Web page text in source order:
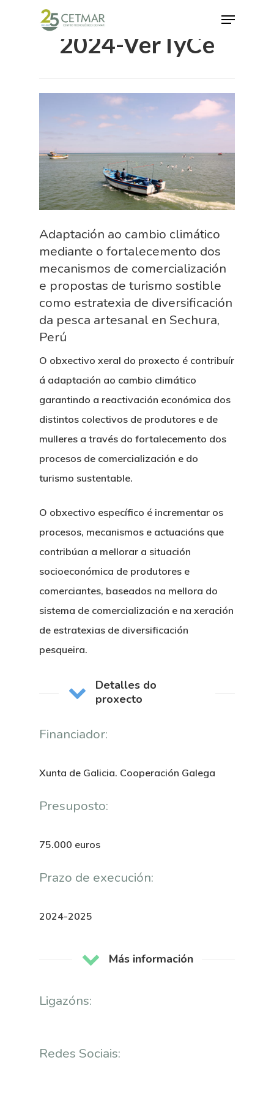
Hit enter to search or ESC to close
2024-VerTyCe
Adaptación ao cambio climático
mediante o fortalecemento dos
mecanismos de comercialización
e propostas de turismo sostible
como estratexia de diversificación
da pesca artesanal en Sechura,
Perú
O obxectivo xeral do proxecto é contribuír
á adaptación ao cambio climático
garantindo a reactivación económica dos
distintos colectivos de produtores e de
mulleres a través do fortalecemento dos
procesos de comercialización e do
turismo sustentable.
O obxectivo específico é incrementar os
procesos, mecanismos e actuacións que
contribúan a mellorar a situación
socioeconómica de produtores e
comerciantes, baseados na mellora do
sistema de comercialización e na xeración
de estratexias de diversificación
pesqueira.
Detalles do
proxecto
Financiador:
Xunta de Galicia. Cooperación Galega
Presuposto:
75.000 euros
Prazo de execución:
2024-2025
Más información
Ligazóns:
Redes Sociais: